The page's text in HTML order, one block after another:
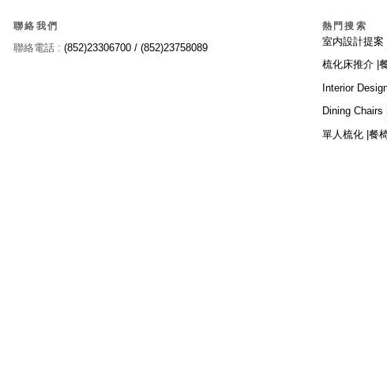
聯絡我們
聯絡電話 : (852)23306700 / (852)23758089
熱門搜索
室内設計提案 |
梳化床推介 |
Interior
Dining Chairs |
單人梳化 |餐